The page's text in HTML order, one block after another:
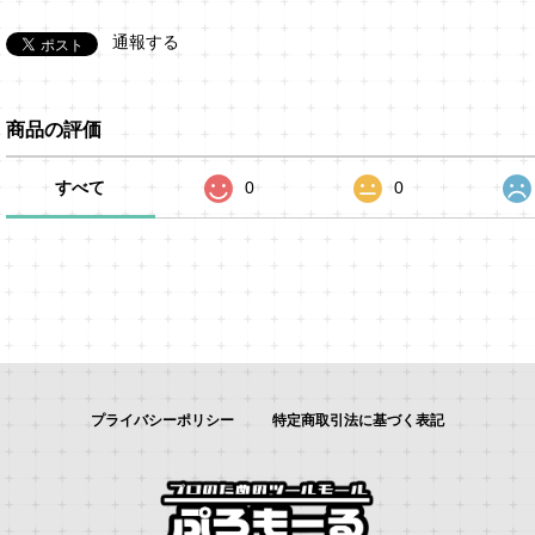
通報する
商品の評価
すべて 0 0
プライバシーポリシー 特定商取引法に基づく表記